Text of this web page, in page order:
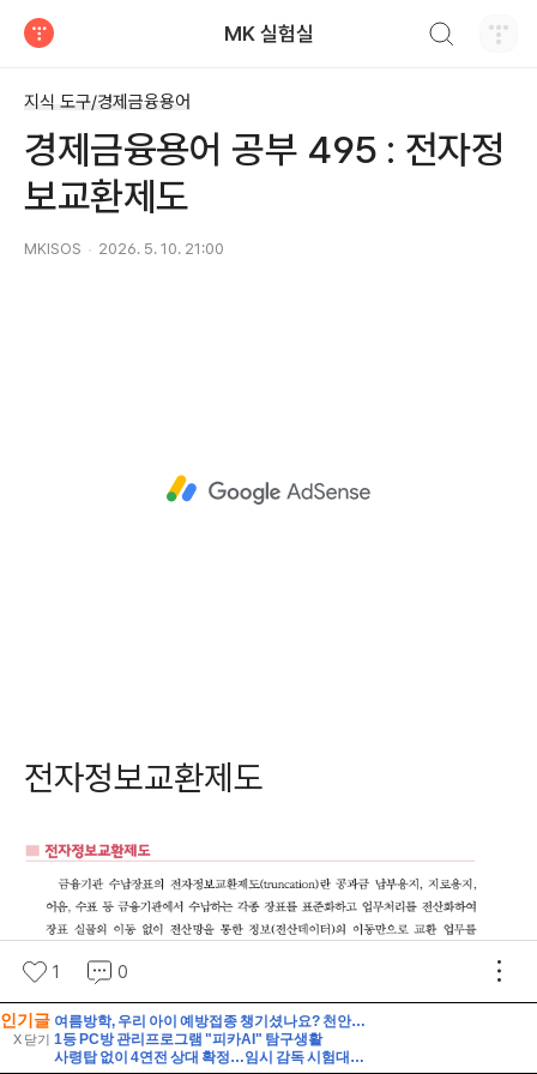
인기글
X 닫기
여름방학, 우리 아이 예방접종 챙기셨나요? 천안시 무료접종 안내
1등 PC방 관리프로그램 "피카AI" 탐구생활
사령탑 없이 4연전 상대 확정…임시 감독 시험대 / 연합뉴스TV (YonhapnewsTV)